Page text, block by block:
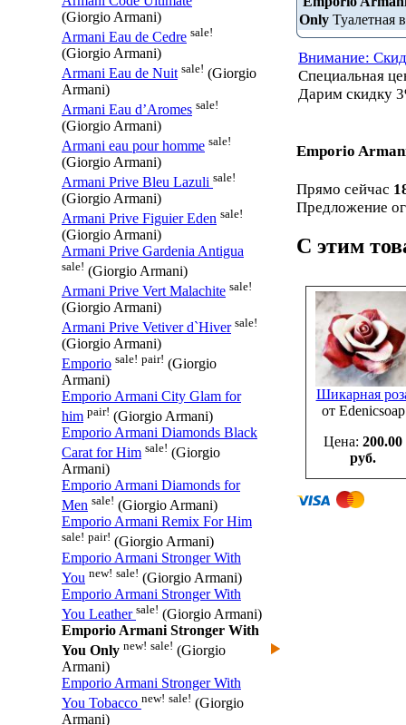
(Giorgio Armani)
Armani Eau de Cedre sale!
(Giorgio Armani)
Armani Eau de Nuit sale! (Giorgio
Armani)
Armani Eau d’Aromes sale!
(Giorgio Armani)
Armani eau pour homme sale!
(Giorgio Armani)
Armani Prive Bleu Lazuli sale!
(Giorgio Armani)
Armani Prive Figuier Eden sale!
(Giorgio Armani)
Armani Prive Gardenia Antigua
sale! (Giorgio Armani)
Armani Prive Vert Malachite sale!
(Giorgio Armani)
Armani Prive Vetiver d`Hiver sale!
(Giorgio Armani)
Emporio sale! pair! (Giorgio
Armani)
Emporio Armani City Glam for
him pair! (Giorgio Armani)
Emporio Armani Diamonds Black
Carat for Him sale! (Giorgio
Armani)
Emporio Armani Diamonds for
Men sale! (Giorgio Armani)
Emporio Armani Remix For Him
sale! pair! (Giorgio Armani)
Emporio Armani Stronger With
You new! sale! (Giorgio Armani)
Emporio Armani Stronger With
You Leather sale! (Giorgio Armani)
Emporio Armani Stronger With
You Only new! sale! (Giorgio
Armani)
Emporio Armani Stronger With
You Tobacco new! sale! (Giorgio
Armani)
Only Туалетная
Внимание:
Специальная
Дарим скидку
Emporio
Прямо сейчас
Предложение
С этим
Шикарная
от Edenicsoap
Цена: 200.00
руб.